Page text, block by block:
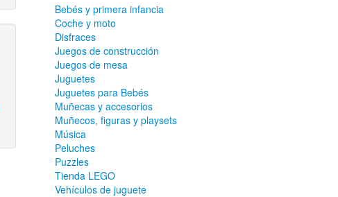
Bebés y primera infancia
Coche y moto
Disfraces
Juegos de construcción
Juegos de mesa
Juguetes
Juguetes para Bebés
Muñecas y accesorios
Muñecos, figuras y playsets
Música
Peluches
Puzzles
Tienda LEGO
Vehículos de juguete